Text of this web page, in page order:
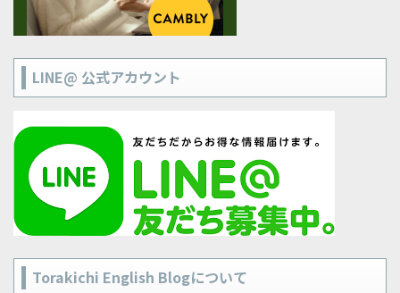
LINE@ 公式アカウント
Torakichi English Blogについて